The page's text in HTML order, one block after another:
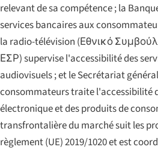
relevant de sa compétence ; la
services bancaires aux
la radio-télévision (Εθνικό
ΕΣΡ) supervise l'accessibilité des
audiovisuels ; et le Secrétariat
consommateurs traite l'accessibilité
électronique et des produits de
transfrontalière du marché suit les
règlement (UE) 2019/1020 et est